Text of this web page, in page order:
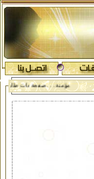
. مؤمنة . . . صفحة ذات طابع